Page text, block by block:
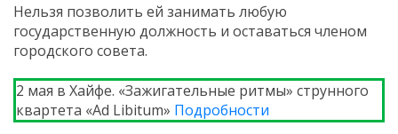
Нельзя позволить ей занимать любую
государственную должность и оставаться членом
городского совета.
2 мая в Хайфе. «Зажигательные ритмы» струнного
квартета «Ad Libitum» Подробности